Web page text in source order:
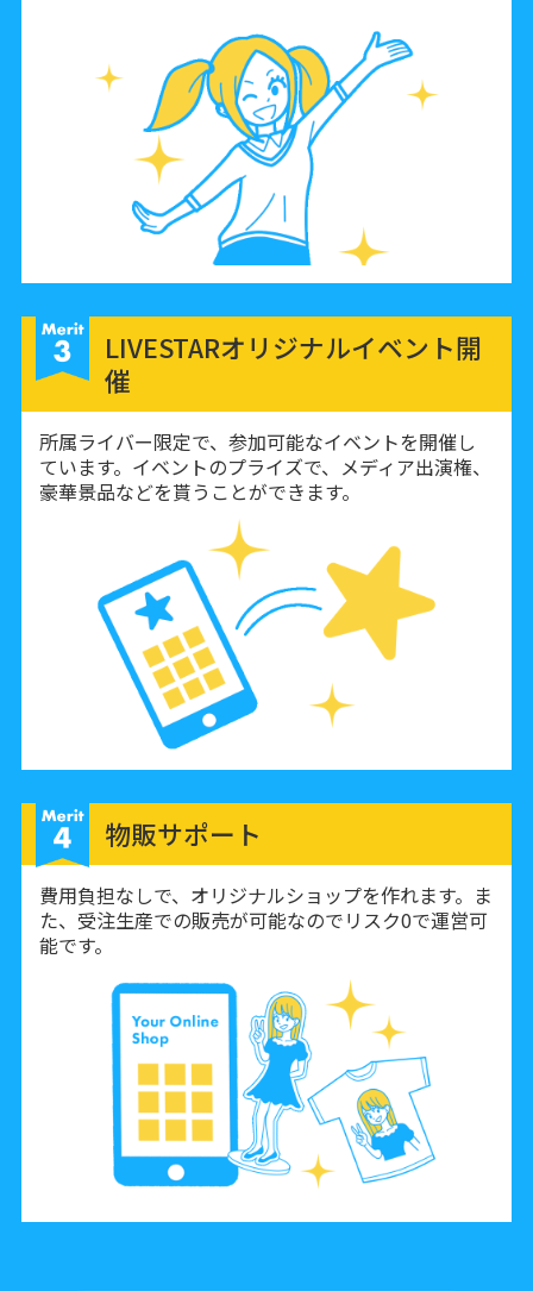
LIVESTARオリジナルイベント開
催
所属ライバー限定で、参加可能なイベントを開催し
ています。イベントのプライズで、メディア出演権、
豪華景品などを貰うことができます。
物販サポート
費用負担なしで、オリジナルショップを作れます。ま
た、受注生産での販売が可能なのでリスク0で運営可
能です。